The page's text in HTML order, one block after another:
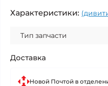
Характеристики:
Тип запчасти
Доставка
Новой Почтой в